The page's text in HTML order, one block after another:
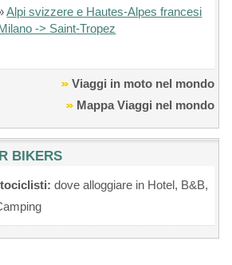
Alpi svizzere e Hautes-Alpes francesi
-> Saint-Tropez
Viaggi in moto nel mondo
Mappa Viaggi nel mondo
BIKERS
dove alloggiare in Hotel, B&B,